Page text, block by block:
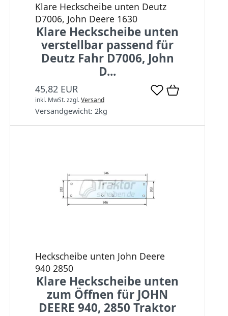
Klare Heckscheibe unten Deutz
D7006, John Deere 1630
Klare Heckscheibe unten
verstellbar passend für
Deutz Fahr D7006, John
D...
45,82 EUR
inkl. MwSt.zzgl.Versand
Versandgewicht: 2kg
Heckscheibe unten John Deere
940 2850
Klare Heckscheibe unten
zum Öffnen für JOHN
DEERE 940, 2850 Traktor